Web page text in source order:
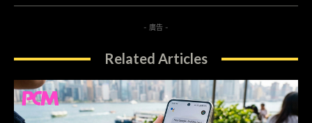
- 廣告 -
Related Articles